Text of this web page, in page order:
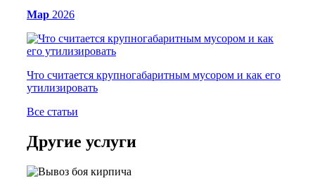
Мар 2026
Что считается крупногабаритным мусором и как его
утилизировать
Все статьи
Другие услуги